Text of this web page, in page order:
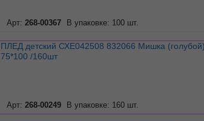
Арт: 268-00367 В упаковке: 100 шт.
ПЛЕД детский СХЕ042508 832066 Мишка (голубой)
75*100 /160шт
Арт: 268-00249 В упаковке: 160 шт.